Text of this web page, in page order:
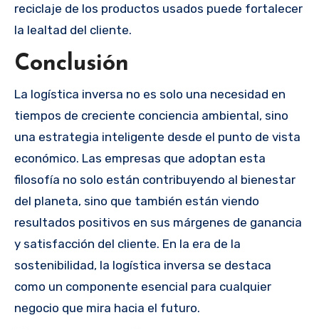
reciclaje de los productos usados puede fortalecer
la lealtad del cliente.
Conclusión
La logística inversa no es solo una necesidad en
tiempos de creciente conciencia ambiental, sino
una estrategia inteligente desde el punto de vista
económico. Las empresas que adoptan esta
filosofía no solo están contribuyendo al bienestar
del planeta, sino que también están viendo
resultados positivos en sus márgenes de ganancia
y satisfacción del cliente. En la era de la
sostenibilidad, la logística inversa se destaca
como un componente esencial para cualquier
negocio que mira hacia el futuro.